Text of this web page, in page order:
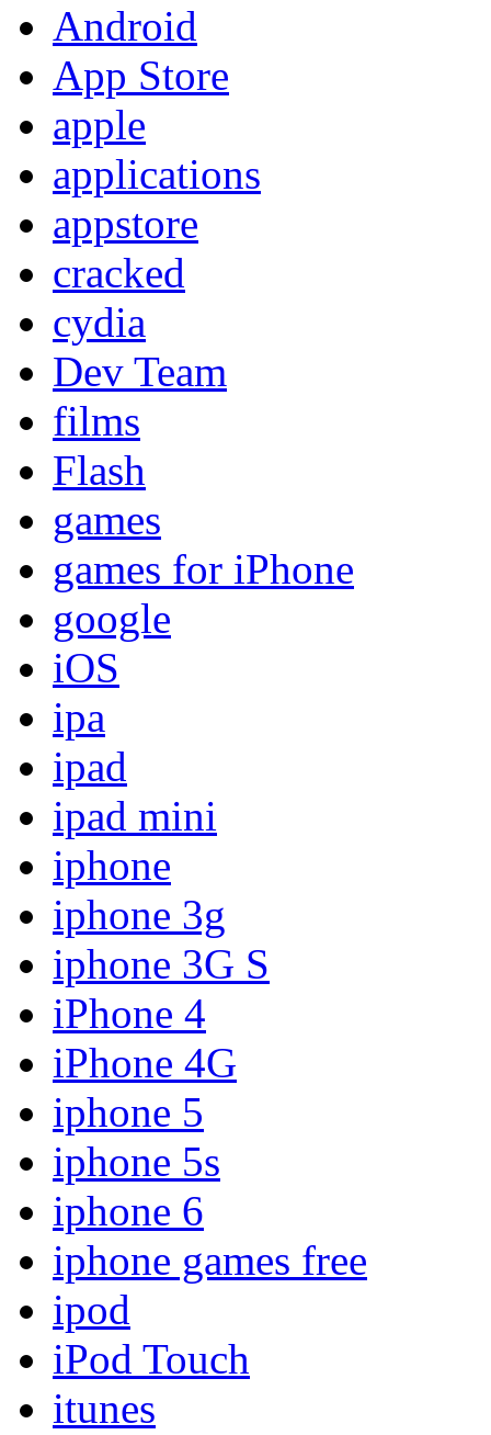
Android
App Store
apple
applications
appstore
cracked
cydia
Dev Team
films
Flash
games
games for iPhone
google
iOS
ipa
ipad
ipad mini
iphone
iphone 3g
iphone 3G S
iPhone 4
iPhone 4G
iphone 5
iphone 5s
iphone 6
iphone games free
ipod
iPod Touch
itunes